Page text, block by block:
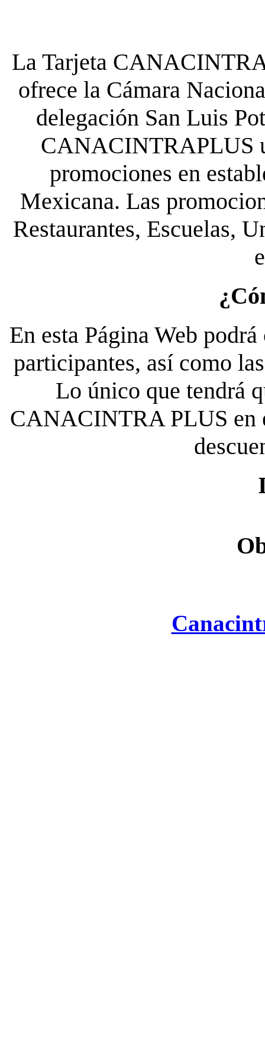
La Tarjeta
ofrece la Cámara
delegación San Luis
CANACINTRAPLUS
promociones en
Mexicana. Las
Restaurantes, Escuelas,
En esta Página Web
participantes, así como
Lo único que tendrá
CANACINTRA PLUS en